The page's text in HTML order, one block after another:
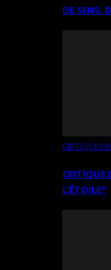
DE SENS,
CRITIQUES
CRITIQUE
L’ÉTOILE*